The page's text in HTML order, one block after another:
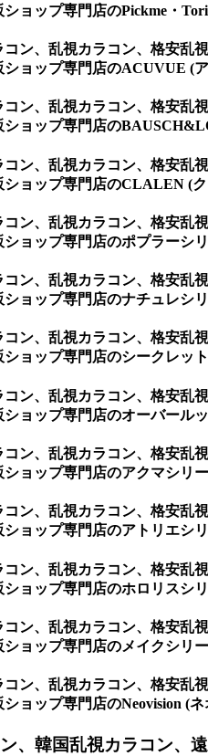
ョップ専門店のPickme・
ン、乱視カラコン、格安乱
ョップ専門店のACUVUE (
ン、乱視カラコン、格安乱
ショップ専門店の
ン、乱視カラコン、格安乱
ショップ専門店のCLALEN (
ン、乱視カラコン、格安乱
ョップ専門店のポプラーシ
ン、乱視カラコン、格安乱
ョップ専門店のナチュレシ
ン、乱視カラコン、格安乱
ョップ専門店のシークレッ
ン、乱視カラコン、格安乱
ョップ専門店のオーバール
ン、乱視カラコン、格安乱
ョップ専門店のアクマシリ
ン、乱視カラコン、格安乱
ョップ専門店のアトリエシ
ン、乱視カラコン、格安乱
ョップ専門店のホロリスシ
ン、乱視カラコン、格安乱
ョップ専門店のメイクシリ
ン、乱視カラコン、格安乱
ョップ専門店のNeovision (
韓国乱視カラコン、